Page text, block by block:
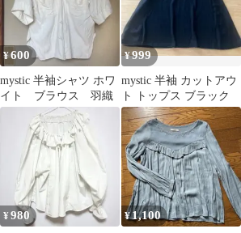
¥600
mystic 半袖シャツ ホワ
イト ブラウス 羽織
¥999
mystic 半袖 カットアウ
ト トップス ブラック
¥980 ¥1,100